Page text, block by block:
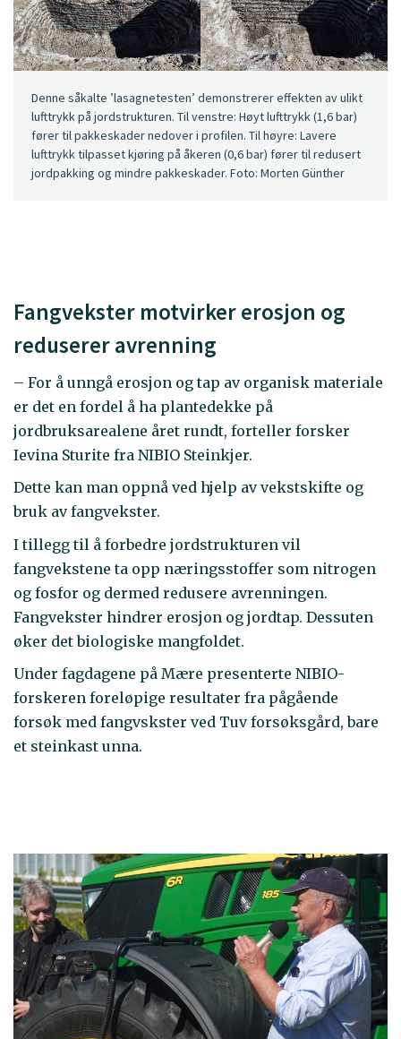
Denne såkalte ’lasagnetesten’ demonstrerer effekten av ulikt
lufttrykk på jordstrukturen. Til venstre: Høyt lufttrykk (1,6 bar)
fører til pakkeskader nedover i profilen. Til høyre: Lavere
lufttrykk tilpasset kjøring på åkeren (0,6 bar) fører til redusert
jordpakking og mindre pakkeskader. Foto: Morten Günther
Fangvekster motvirker erosjon og
reduserer avrenning
– For å unngå erosjon og tap av organisk materiale
er det en fordel å ha plantedekke på
jordbruksarealene året rundt, forteller forsker
Ievina Sturite fra NIBIO Steinkjer.
Dette kan man oppnå ved hjelp av vekstskifte og
bruk av fangvekster.
I tillegg til å forbedre jordstrukturen vil
fangvekstene ta opp næringsstoffer som nitrogen
og fosfor og dermed redusere avrenningen.
Fangvekster hindrer erosjon og jordtap. Dessuten
øker det biologiske mangfoldet.
Under fagdagene på Mære presenterte NIBIO-
forskeren foreløpige resultater fra pågående
forsøk med fangvskster ved Tuv forsøksgård, bare
et steinkast unna.